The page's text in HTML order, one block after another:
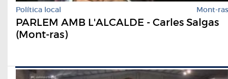
Política local Mont-ras
PARLEM AMB L'ALCALDE - Carles Salgas
(Mont-ras)